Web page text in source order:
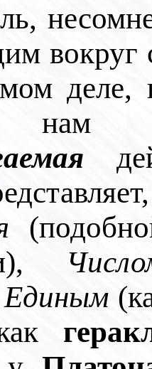
вокруг
Единым